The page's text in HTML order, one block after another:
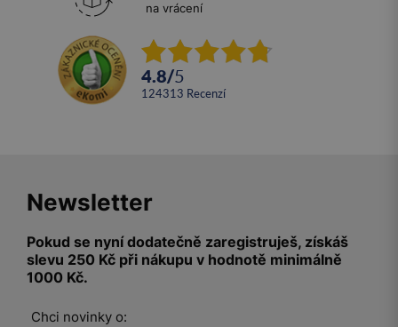
na vrácení
4.8/5
124313 recenzí
Newsletter
Pokud se nyní dodatečně zaregistruješ, získáš
slevu 250 Kč při nákupu v hodnotě minimálně
1000 Kč.
Chci novinky o: